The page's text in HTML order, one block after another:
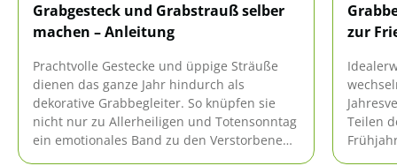
Grabgesteck und Grabstrauß selber
machen – Anleitung
Prachtvolle Gestecke und üppige Sträuße
dienen das ganze Jahr hindurch als
dekorative Grabbegleiter. So knüpfen sie
nicht nur zu Allerheiligen und Totensonntag
ein emotionales Band zu den Verstorbenen.
zur
Teilen